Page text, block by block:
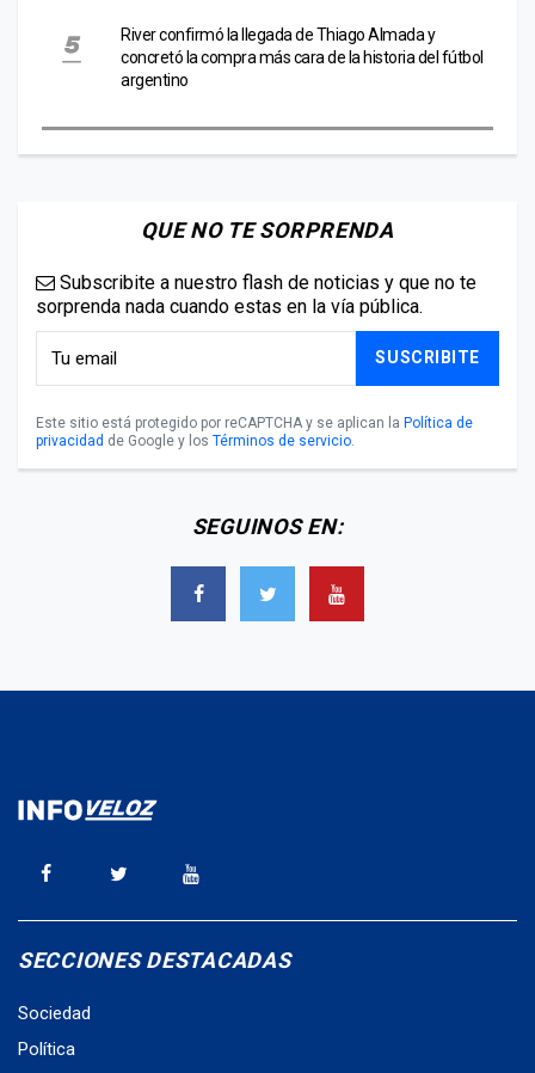
River confirmó la llegada de Thiago Almada y
concretó la compra más cara de la historia del fútbol
argentino
QUE NO TE SORPRENDA
Subscribite a nuestro flash de noticias y que no te
sorprenda nada cuando estas en la vía pública.
SUSCRIBITE
Este sitio está protegido por reCAPTCHA y se aplican la Política de
privacidad de Google y los Términos de servicio.
SEGUINOS EN:
SECCIONES DESTACADAS
Sociedad
Política